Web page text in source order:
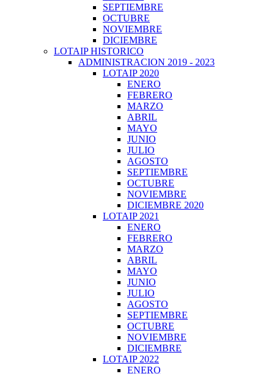
SEPTIEMBRE
OCTUBRE
NOVIEMBRE
DICIEMBRE
LOTAIP HISTORICO
ADMINISTRACION 2019 - 2023
LOTAIP 2020
ENERO
FEBRERO
MARZO
ABRIL
MAYO
JUNIO
JULIO
AGOSTO
SEPTIEMBRE
OCTUBRE
NOVIEMBRE
DICIEMBRE 2020
LOTAIP 2021
ENERO
FEBRERO
MARZO
ABRIL
MAYO
JUNIO
JULIO
AGOSTO
SEPTIEMBRE
OCTUBRE
NOVIEMBRE
DICIEMBRE
LOTAIP 2022
ENERO